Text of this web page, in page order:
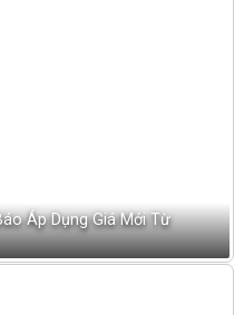
Áp Dụng Giá Mới Từ